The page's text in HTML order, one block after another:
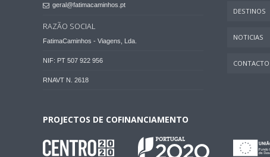
geral@fatimacaminhos.pt
RAZÃO SOCIAL
FatimaCaminhos - Viagens, Lda.
NIF: PT 507 922 956
RNAVT N. 2618
DESTINOS
NOTICIAS
CONTACTO
PROJECTOS DE COFINANCIAMENTO